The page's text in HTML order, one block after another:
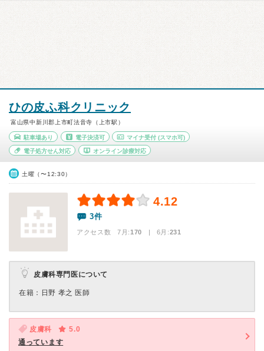
ひの皮ふ科クリニック
富山県中新川郡上市町法音寺（上市駅）
駐車場あり 電子決済可 マイナ受付 (スマホ可)
電子処方せん対応 オンライン診療対応
土曜（〜12:30）
4.12
3件
アクセス数 7月:170 | 6月:231
皮膚科専門医について
在籍：日野 孝之 医師
皮膚科
5.0
通っています